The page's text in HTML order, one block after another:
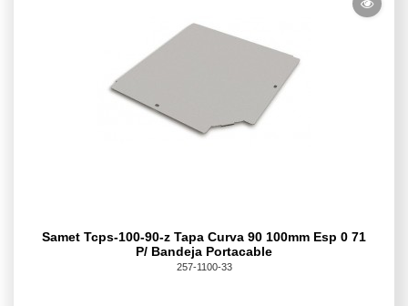
Samet Tcps-100-90-z Tapa Curva 90 100mm Esp 0 71
P/ Bandeja Portacable
257-1100-33